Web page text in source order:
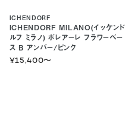
ICHENDORF MILANO(イッケンド
ルフ ミラノ) ボレアーレ フラワーベー
ス B アンバー/ピンク
ICHENDORF
〜
¥15,400